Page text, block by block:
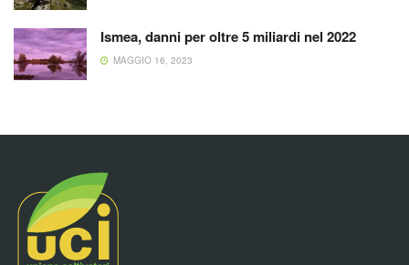
Ismea, danni per oltre 5 miliardi nel 2022
MAGGIO 16, 2023